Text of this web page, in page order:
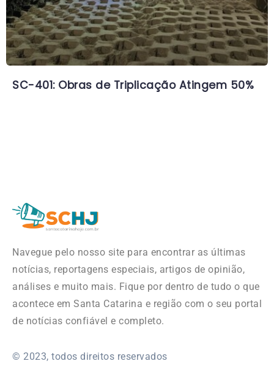
SC-401: Obras de Triplicação Atingem 50%
Navegue pelo nosso site para encontrar as últimas
notícias, reportagens especiais, artigos de opinião,
análises e muito mais. Fique por dentro de tudo o que
acontece em Santa Catarina e região com o seu portal
de notícias confiável e completo.
© 2023, todos direitos reservados